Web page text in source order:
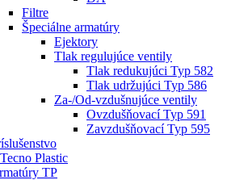
Filtre
Špeciálne armatúry
Ejektory
Tlak regulujúce ventily
Tlak redukujúci Typ 582
Tlak udržujúci Typ 586
Za-/Od-vzdušnujúce ventily
Ovzdušňovací Typ 591
Zavzdušňovací Typ 595
Plastic
TP